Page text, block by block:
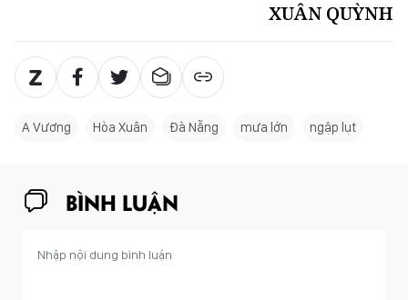
XUÂN QUỲNH
A Vương Hòa Xuân Đà Nẵng mưa lớn ngập lụt
BÌNH LUẬN